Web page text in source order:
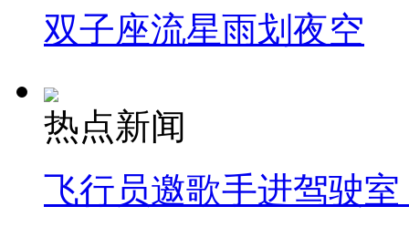
双子座流星雨划夜空
热点新闻
飞行员邀歌手进驾驶